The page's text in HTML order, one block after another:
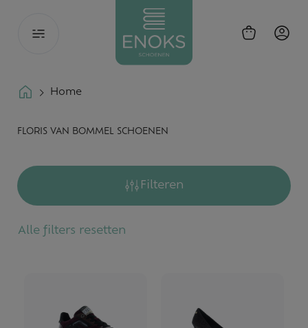
Toggle
Home
FLORIS VAN BOMMEL SCHOENEN
Filteren
Alle filters resetten